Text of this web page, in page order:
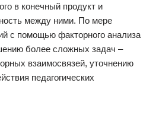
в конечный продукт и
между ними. По мере
с помощью факторного анализа
более сложных задач –
взаимосвязей, уточнению
педагогических